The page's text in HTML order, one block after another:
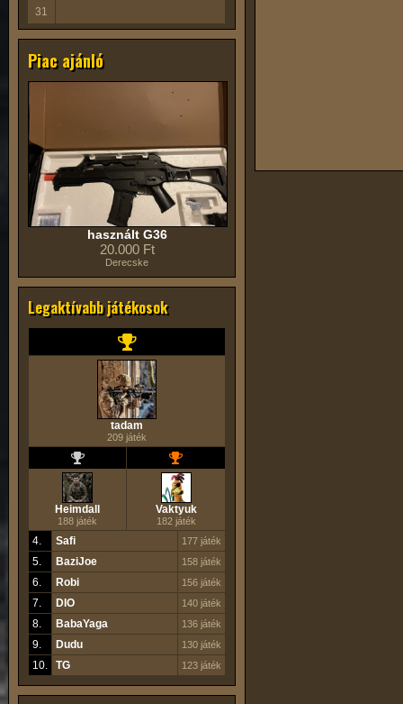
31
Piac ajánló
használt G36
20.000 Ft
Derecske
Legaktívabb játékosok
tadam
209 játék
Heimdall
188 játék
Vaktyuk
182 játék
4. Safi 177 játék
5. BaziJoe 158 játék
6. Robi 156 játék
7. DIO 140 játék
8. BabaYaga 136 játék
9. Dudu 130 játék
10. TG 123 játék